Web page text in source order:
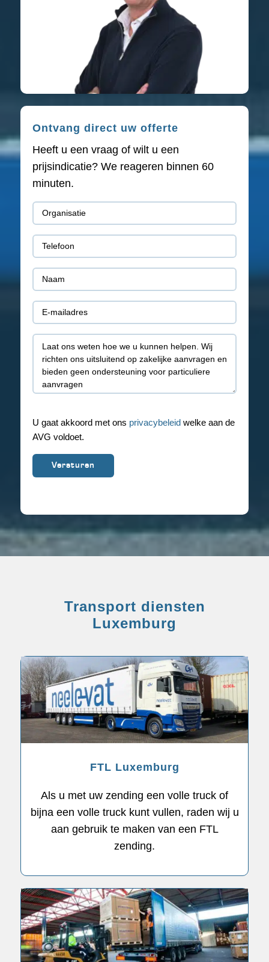
Ontvang direct uw offerte
Heeft u een vraag of wilt u een
prijsindicatie? We reageren binnen 60
minuten.
Organisatie
(Vereist)
Telefoon
(Vereist)
Naam
(Vereist)
E-
(Vereist)
U gaat akkoord met ons privacybeleid welke aan de
AVG voldoet.
Transport diensten
Luxemburg
FTL Luxemburg
Als u met uw zending een volle truck of
bijna een volle truck kunt vullen, raden wij u
aan gebruik te maken van een FTL
zending.